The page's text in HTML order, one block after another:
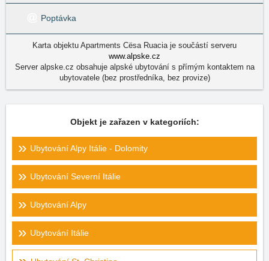
Poptávka
Karta objektu Apartments Cësa Ruacia je součástí serveru
www.alpske.cz
Server alpske.cz obsahuje alpské ubytování s přímým kontaktem na
ubytovatele (bez prostředníka, bez provize)
Objekt je zařazen v kategoriích:
Ubytování Alpy Itálie - Dolomity
Ubytování Severní Itálie
Ubytování Alpy
Ubytování Itálie